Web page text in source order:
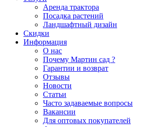
Аренда трактора
Посадка растений
Ландшафтный дизайн
Скидки
Информация
О нас
Почему Мартин сад ?
Гарантии и возврат
Отзывы
Новости
Статьи
Часто задаваемые вопросы
Вакансии
Для оптовых покупателей